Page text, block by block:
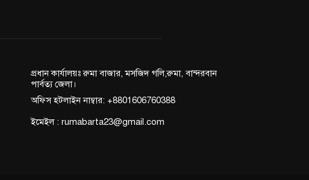
প্রধান কার্যালয়ঃ রুমা বাজার, মসজিদ গলি,রুমা, বান্দরবান
পার্বত্য জেলা।
অফিস হটলাইন নাম্বার: +8801606760388
ইমেইল : rumabarta23@gmail.com